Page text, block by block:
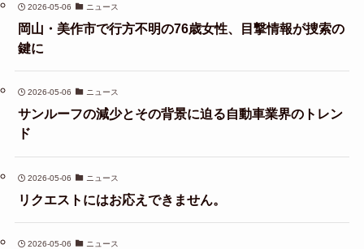
2026-05-06 ニュース
岡山・美作市で行方不明の76歳女性、目撃情報が捜索の
鍵に
2026-05-06 ニュース
サンルーフの減少とその背景に迫る自動車業界のトレン
ド
2026-05-06 ニュース
リクエストにはお応えできません。
2026-05-06 ニュース